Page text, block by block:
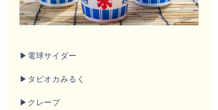
▶電球サイダー
▶タピオカみるく
▶クレープ